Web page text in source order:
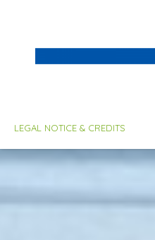
LEGAL NOTICE & CREDITS